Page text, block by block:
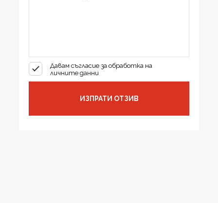
Давам съгласие за обработка на
личните данни